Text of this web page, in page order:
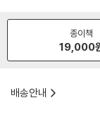
종이책
19,000
배송안내